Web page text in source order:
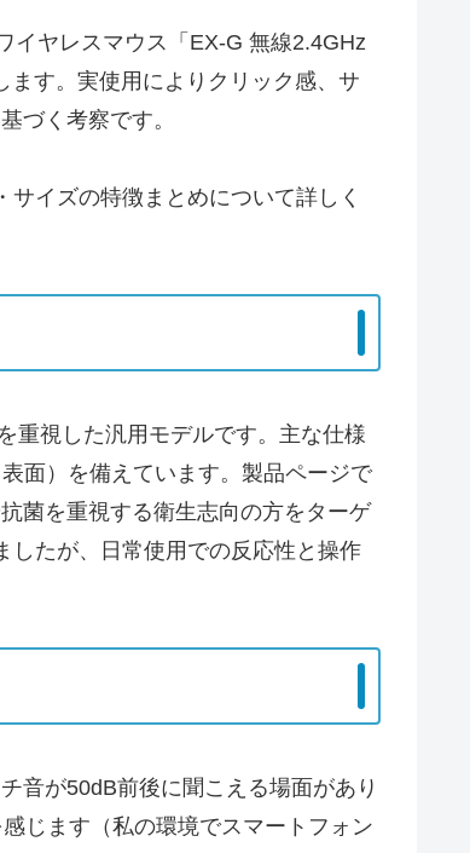
イヤレスマウス「EX-G 無線2.4GHz
す。実使用によりクリック感、サ
づく考察です。
イズの特徴まとめについて詳しく
重視した汎用モデルです。主な仕様
面）を備えています。製品ページで
菌を重視する衛生志向の方をターゲ
したが、日常使用での反応性と操作
音が50dB前後に聞こえる場面があり
じます（私の環境でスマートフォン